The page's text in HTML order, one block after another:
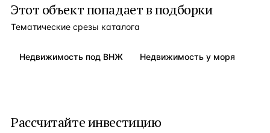
Этот объект попадает в подборки
Тематические срезы каталога
Недвижимость под ВНЖ Недвижимость у моря
Рассчитайте инвестицию